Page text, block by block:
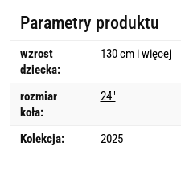
Parametry produktu
wzrost
dziecka:
130 cm i więcej
rozmiar
koła:
24"
Kolekcja: 2025